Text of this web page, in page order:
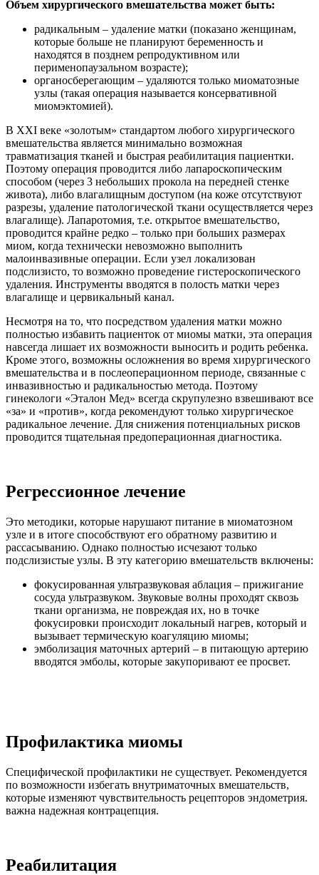
Объем хирургического вмешательства может быть:
радикальным – удаление матки (показано женщинам,
которые больше не планируют беременность и
находятся в позднем репродуктивном или
перименопаузальном возрасте);
органосберегающим – удаляются только миоматозные
узлы (такая операция называется консервативной
миомэктомией).
В XXI веке «золотым» стандартом любого хирургического
вмешательства является минимально возможная
травматизация тканей и быстрая реабилитация пациентки.
Поэтому операция проводится либо лапароскопическим
способом (через 3 небольших прокола на передней стенке
живота), либо влагалищным доступом (на коже отсутствуют
разрезы, удаление патологической ткани осуществляется через
влагалище). Лапаротомия, т.е. открытое вмешательство,
проводится крайне редко – только при больших размерах
миом, когда технически невозможно выполнить
малоинвазивные операции. Если узел локализован
подслизисто, то возможно проведение гистероскопического
удаления. Инструменты вводятся в полость матки через
влагалище и цервикальный канал.
Несмотря на то, что посредством удаления матки можно
полностью избавить пациенток от миомы матки, эта операция
навсегда лишает их возможности выносить и родить ребенка.
Кроме этого, возможны осложнения во время хирургического
вмешательства и в послеоперационном периоде, связанные с
инвазивностью и радикальностью метода. Поэтому
гинекологи «Эталон Мед» всегда скрупулезно взвешивают все
«за» и «против», когда рекомендуют только хирургическое
радикальное лечение. Для снижения потенциальных рисков
проводится тщательная предоперационная диагностика.
Регрессионное лечение
Это методики, которые нарушают питание в миоматозном
узле и в итоге способствуют его обратному развитию и
рассасыванию. Однако полностью исчезают только
подслизистые узлы. В эту категорию вмешательств включены:
фокусированная ультразвуковая аблация – прижигание
сосуда ультразвуком. Звуковые волны проходят сквозь
ткани организма, не повреждая их, но в точке
фокусировки происходит локальный нагрев, который и
вызывает термическую коагуляцию миомы;
эмболизация маточных артерий – в питающую артерию
вводятся эмболы, которые закупоривают ее просвет.
Профилактика миомы
Специфической профилактики не существует. Рекомендуется
по возможности избегать внутриматочных вмешательств,
которые изменяют чувствительность рецепторов эндометрия.
важна надежная контрацепция.
Реабилитация